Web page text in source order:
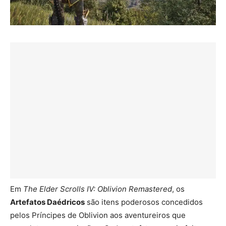
Em The Elder Scrolls IV: Oblivion Remastered, os
Artefatos Daédricos são itens poderosos concedidos
pelos Príncipes de Oblivion aos aventureiros que